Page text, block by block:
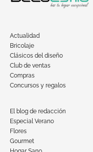
Actualidad
Bricolaje
Clásicos del diseño
Club de ventas
Compras
Concursos y regalos
El blog de redacción
Especial Verano
Flores
Gourmet